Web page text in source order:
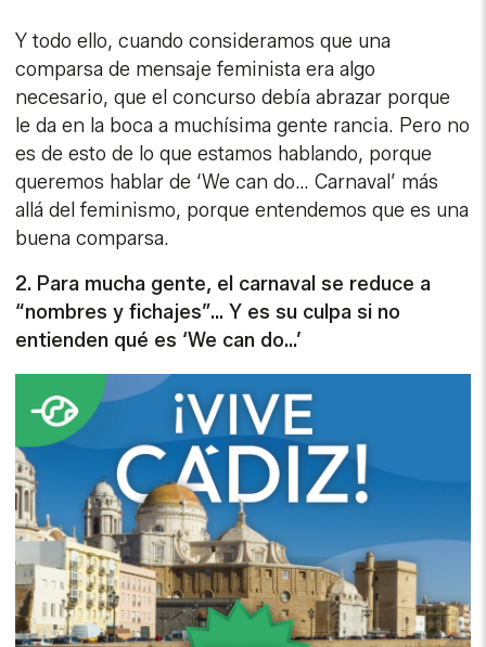
Y todo ello, cuando consideramos que una
comparsa de mensaje feminista era algo
necesario, que el concurso debía abrazar porque
le da en la boca a muchísima gente rancia. Pero no
es de esto de lo que estamos hablando, porque
queremos hablar de ‘We can do… Carnaval’ más
allá del feminismo, porque entendemos que es una
buena comparsa.
2. Para mucha gente, el carnaval se reduce a
“nombres y fichajes”... Y es su culpa si no
entienden qué es ‘We can do…’